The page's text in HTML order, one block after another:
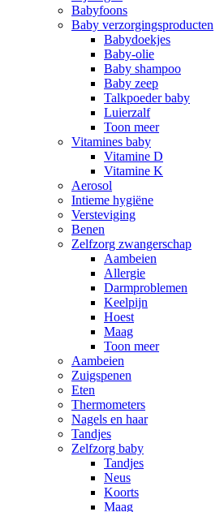
Babyfoons
Baby verzorgingsproducten
Babydoekjes
Baby-olie
Baby shampoo
Baby zeep
Talkpoeder baby
Luierzalf
Toon meer
Vitamines baby
Vitamine D
Vitamine K
Aerosol
Intieme hygiëne
Versteviging
Benen
Zelfzorg zwangerschap
Aambeien
Allergie
Darmproblemen
Keelpijn
Hoest
Maag
Toon meer
Aambeien
Zuigspenen
Eten
Thermometers
Nagels en haar
Tandjes
Zelfzorg baby
Tandjes
Neus
Koorts
Maag